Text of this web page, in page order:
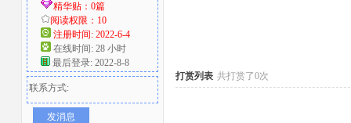
精华贴：0篇
阅读权限：10
注册时间: 2022-6-4
在线时间: 28 小时
最后登录: 2022-8-8
联系方式:
发消息
打赏列表 共打赏了0次